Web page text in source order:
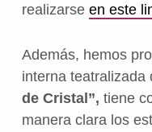
realizarse en este
Además, hemos
interna teatralizada
de Cristal”, tiene
manera clara los